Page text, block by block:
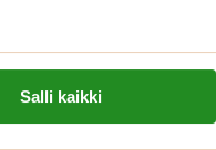
Salli kaikkijota on